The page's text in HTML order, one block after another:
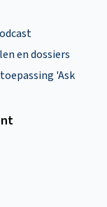
en dossiers
'Ask